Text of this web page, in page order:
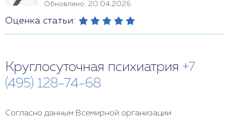
Обновлено: 20.04.2026
Оценка статьи:
Круглосуточная психиатрия +7
(495) 128-74-68
Согласно данным Всемирной организации